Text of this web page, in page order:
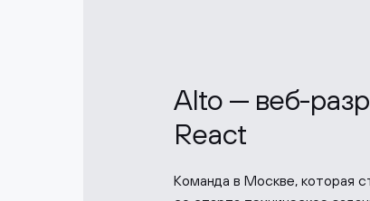
Alto — веб-
React
Команда в Москве, которая